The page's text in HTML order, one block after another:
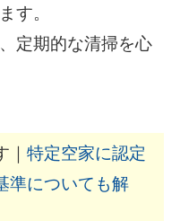
す。
定期的な清掃を心
特定空家に認定
準についても解